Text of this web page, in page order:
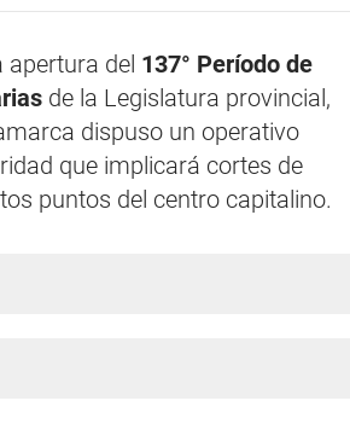
apertura del 137° Período de
de la Legislatura provincial,
dispuso un operativo
que implicará cortes de
puntos del centro capitalino.